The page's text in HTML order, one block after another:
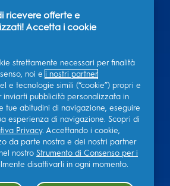
ricevere offerte e
Accetta i cookie
strettamente necessari per finalità
noi e i nostri partner
e tecnologie simili (“cookie”) propri e
pubblicità personalizzata in
tue abitudini di navigazione, eseguire
esperienza di navigazione. Scopri di
Privacy. Accettando i cookie,
da parte nostra e dei nostri partner
nostro Strumento di Consenso per i
disattivarli in ogni momento.